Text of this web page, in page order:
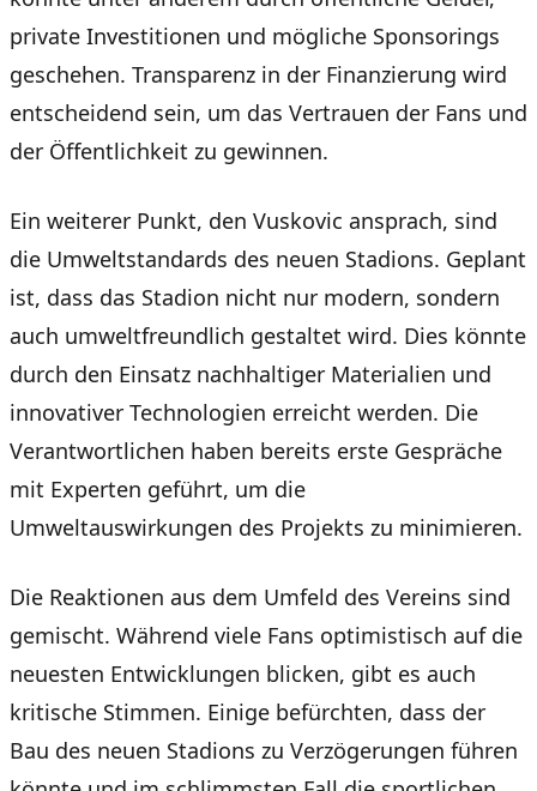
private Investitionen und mögliche Sponsorings
geschehen. Transparenz in der Finanzierung wird
entscheidend sein, um das Vertrauen der Fans und
der Öffentlichkeit zu gewinnen.
Ein weiterer Punkt, den Vuskovic ansprach, sind
die Umweltstandards des neuen Stadions. Geplant
ist, dass das Stadion nicht nur modern, sondern
auch umweltfreundlich gestaltet wird. Dies könnte
durch den Einsatz nachhaltiger Materialien und
innovativer Technologien erreicht werden. Die
Verantwortlichen haben bereits erste Gespräche
mit Experten geführt, um die
Umweltauswirkungen des Projekts zu minimieren.
Die Reaktionen aus dem Umfeld des Vereins sind
gemischt. Während viele Fans optimistisch auf die
neuesten Entwicklungen blicken, gibt es auch
kritische Stimmen. Einige befürchten, dass der
Bau des neuen Stadions zu Verzögerungen führen